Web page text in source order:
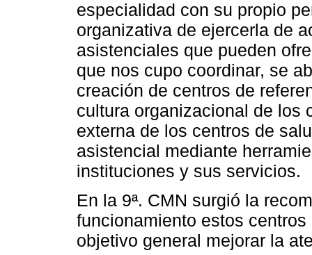
especialidad con su propio
organizativa de ejercerla de
asistenciales que pueden
que nos cupo coordinar, se
creación de centros de
cultura organizacional de los
externa de los centros de
asistencial mediante
instituciones y sus servicios.
En la 9ª. CMN surgió la
funcionamiento estos
objetivo general mejorar la